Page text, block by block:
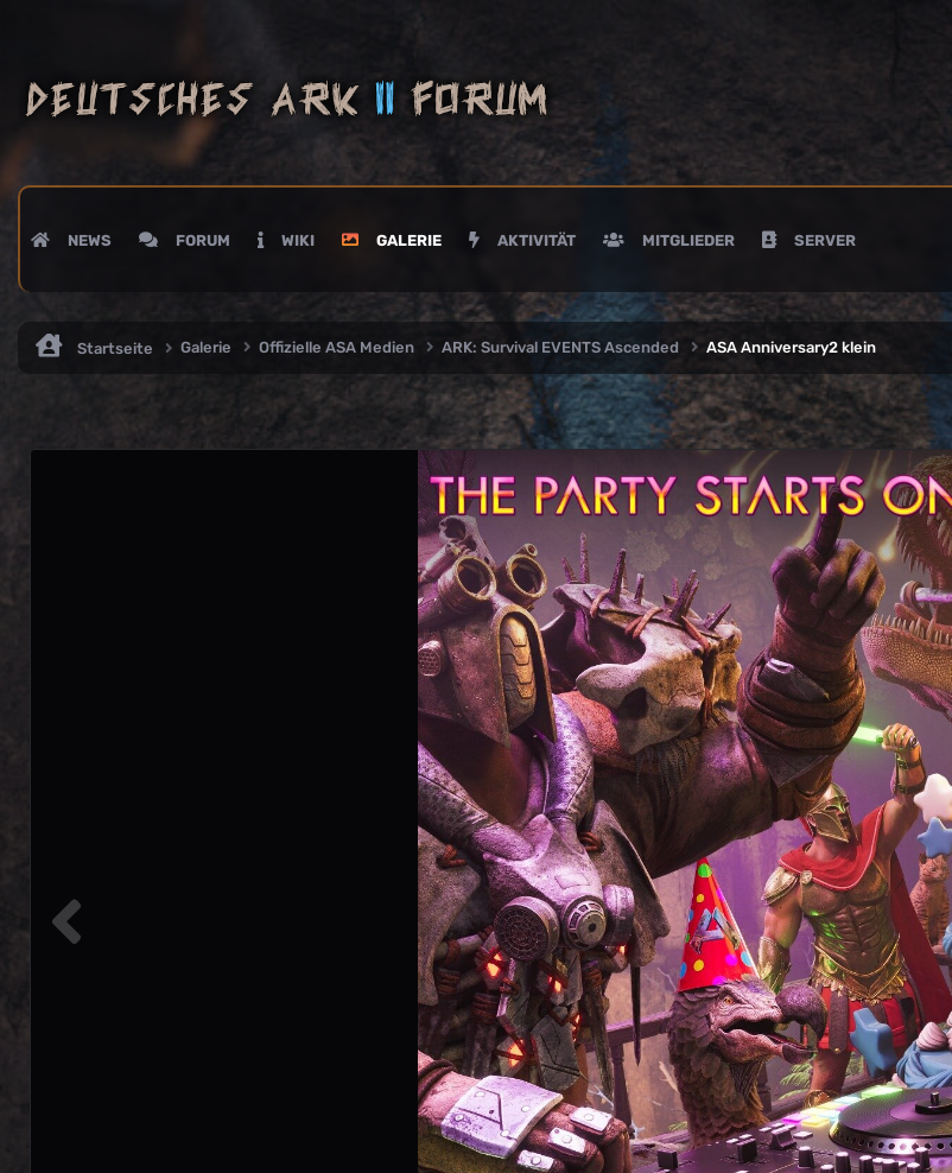
NEWS FORUM WIKI GALERIE AKTIVITÄT MITGLIEDER SERVER
Startseite Galerie Offizielle ASA Medien ARK: Survival EVENTS Ascended ASA Anniversary2 klein